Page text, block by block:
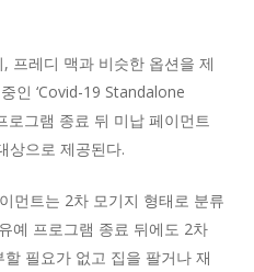
프레디 맥과 비슷한 옵션을 제
인 ‘Covid-19 Standalone
로그램 종료 뒤 미납 페이먼트
상으로 제공된다.
먼트는 2차 모기지 형태로 분류
예 프로그램 종료 뒤에도 2차
필요가 없고 집을 팔거나 재